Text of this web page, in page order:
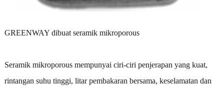
GREENWAY dibuat seramik mikroporous
Seramik mikroporous mempunyai ciri-ciri penjerapan yang kuat,
rintangan suhu tinggi, litar pembakaran bersama, keselamatan dan